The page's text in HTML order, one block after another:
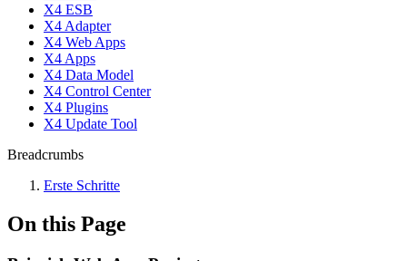
X4 ESB
X4 Adapter
X4 Web Apps
X4 Apps
X4 Data Model
X4 Control Center
X4 Plugins
X4 Update Tool
Breadcrumbs
Erste Schritte
On this Page